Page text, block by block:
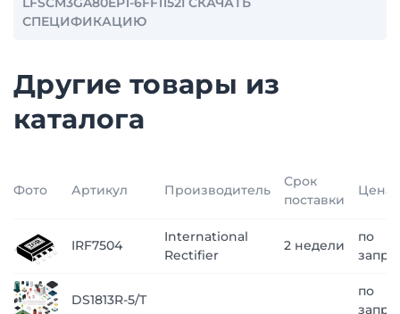
СПЕЦИФИКАЦИЮ
Другие товары из
каталога
Фото Артикул Производитель
Срок
поставки
Цена
IRF7504
International
Rectifier
2 недели
по
DS1813R-5/T
по